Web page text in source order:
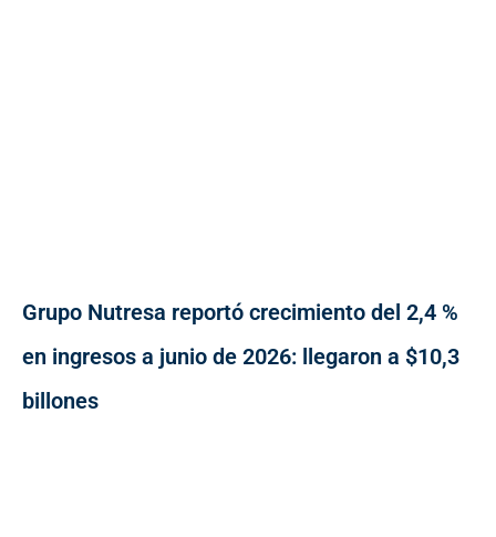
Grupo Nutresa reportó crecimiento del 2,4 %
en ingresos a junio de 2026: llegaron a $10,3
billones